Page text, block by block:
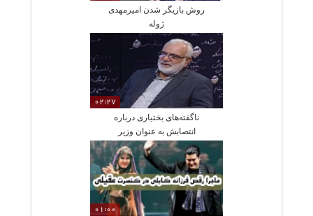
روش بازیگر شدن امیرمهدی
ژوله
02:27
ناگفته‌های بختیاری درباره
انتصابش به عنوان وزیر
دادگستری در دولت دهم
01:00